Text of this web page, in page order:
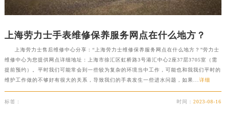
上海劳力士手表维修保养服务网点在什么地方？
上海劳力士售后维修中心分享：“上海劳力士维修保养服务网点在什么地方？”劳力士
维修中心为您提供网点详细地址：上海市徐汇区虹桥路3号港汇中心2座37层3705室（需
提前预约）。平时我们可能常会到一些较为复杂的环境当中工作，可能也和我我们平时的
维护工作做的不够好有很大的关系，导致我们的手表发生一些进水问题，如果... 详细
标签： 时间：2023-08-16